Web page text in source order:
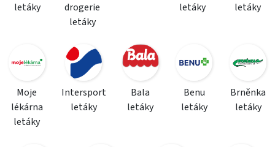
letáky
drogerie
letáky
letáky
letáky
Moje
lékárna
letáky
Intersport
letáky
Bala
letáky
Benu
letáky
Brněnka
letáky